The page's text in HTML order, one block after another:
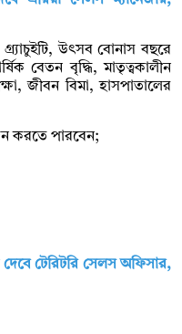
উৎসব বোনাস বছরে
বেতন বৃদ্ধি, মাতৃত্বকালীন
জীবন বিমা, হাসপাতালের
করতে পারবেন;
টেরিটরি সেলস অফিসার,